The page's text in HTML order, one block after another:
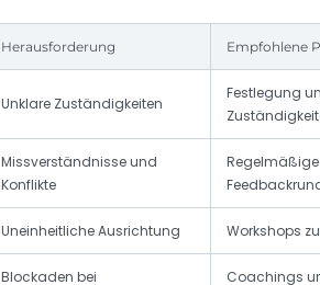
Herausforderung Empfohlene
Unklare Zuständigkeiten
Festlegung
Missverständnisse und
Konflikte
Uneinheitliche Ausrichtung Workshops
Blockaden bei
Coachings